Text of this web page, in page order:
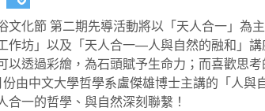
文化節 第二期先導活動將以「天人合一」為主
作坊」以及「天人合一—人與自然的融和」講
以透過彩繪，為石頭賦予生命力；而喜歡思考
由中文大學哲學系盧傑雄博士主講的「人與
合一的哲學、與自然深刻聯繫！